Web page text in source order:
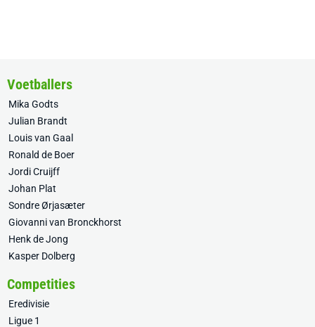
Voetballers
Mika Godts
Julian Brandt
Louis van Gaal
Ronald de Boer
Jordi Cruijff
Johan Plat
Sondre Ørjasæter
Giovanni van Bronckhorst
Henk de Jong
Kasper Dolberg
Competities
Eredivisie
Ligue 1